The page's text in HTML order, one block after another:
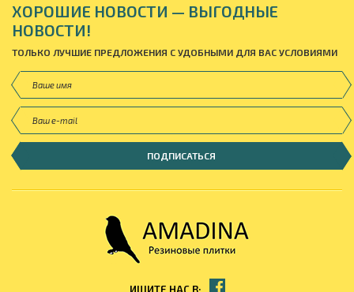
ХОРОШИЕ НОВОСТИ — ВЫГОДНЫЕ
НОВОСТИ!
ТОЛЬКО ЛУЧШИЕ ПРЕДЛОЖЕНИЯ С УДОБНЫМИ ДЛЯ ВАС УСЛОВИЯМИ